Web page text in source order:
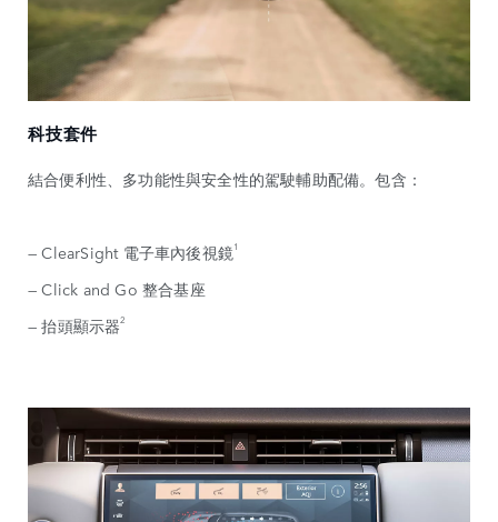
科技套件
結合便利性、多功能性與安全性的駕駛輔助配備。包含：
— ClearSight 電子車內後視鏡1
— Click and Go 整合基座
— 抬頭顯示器2